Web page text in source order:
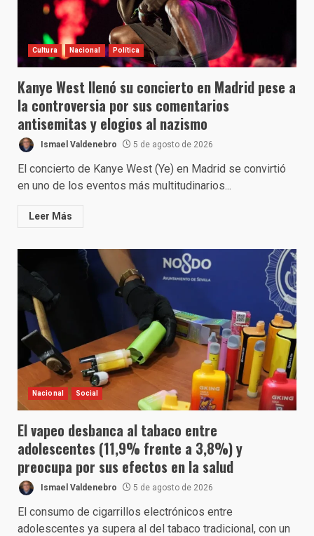
Cultura Nacional Política
Kanye West llenó su concierto en Madrid pese a
la controversia por sus comentarios
antisemitas y elogios al nazismo
Ismael Valdenebro 5 de agosto de 2026
El concierto de Kanye West (Ye) en Madrid se convirtió
en uno de los eventos más multitudinarios...
Leer Más
Nacional Social
El vapeo desbanca al tabaco entre
adolescentes (11,9% frente a 3,8%) y
preocupa por sus efectos en la salud
Ismael Valdenebro 5 de agosto de 2026
El consumo de cigarrillos electrónicos entre
adolescentes ya supera al del tabaco tradicional, con un